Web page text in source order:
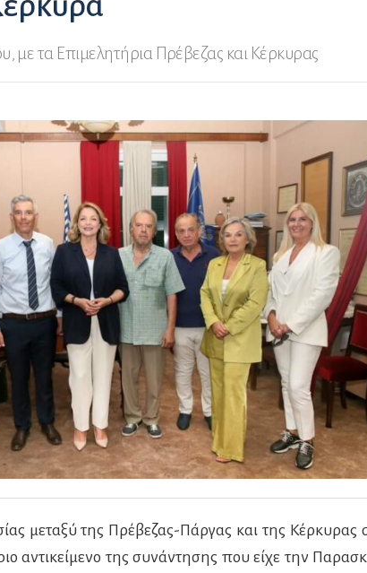
με τα Επιμελητήρια Πρέβεζας και Κέρκυρας
μεταξύ της Πρέβεζας-Πάργας και της Κέρκυρας
αντικείμενο της συνάντησης που είχε την